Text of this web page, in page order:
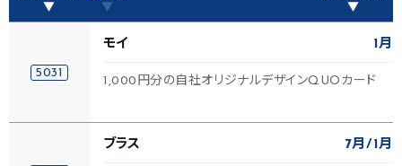
▼
▼
▼
5031
モイ 1月
1,000円分の自社オリジナルデザインQUOカード
ブラス 7月 1月